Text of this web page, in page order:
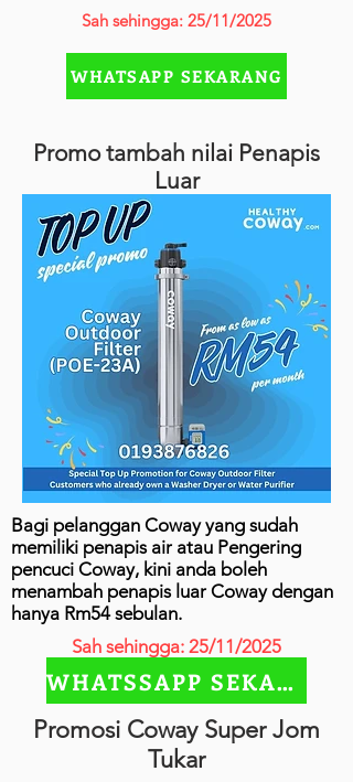
Sah sehingga: 25/11/2025
WHATSAPP SEKARANG
Promo tambah nilai Penapis
Luar
Bagi pelanggan Coway yang sudah
memiliki penapis air atau Pengering
pencuci Coway, kini anda boleh
menambah penapis luar Coway dengan
hanya Rm54 sebulan.
Sah sehingga: 25/11/2025
WHATSSAPP SEKARANG
Promosi Coway Super Jom
Tukar